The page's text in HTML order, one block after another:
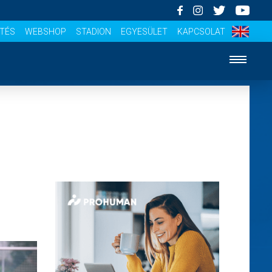
WEBSHOP STADION EGYESÜLET KAPCSOLAT